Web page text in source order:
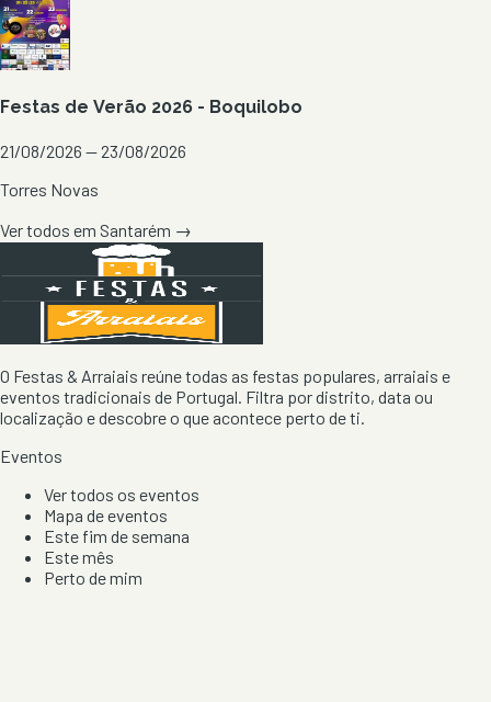
Festas de Verão 2026 - Boquilobo
21/08/2026 — 23/08/2026
Torres Novas
Ver todos em Santarém →
O Festas & Arraiais reúne todas as festas populares, arraiais e
eventos tradicionais de Portugal. Filtra por distrito, data ou
localização e descobre o que acontece perto de ti.
Eventos
Ver todos os eventos
Mapa de eventos
Este fim de semana
Este mês
Perto de mim